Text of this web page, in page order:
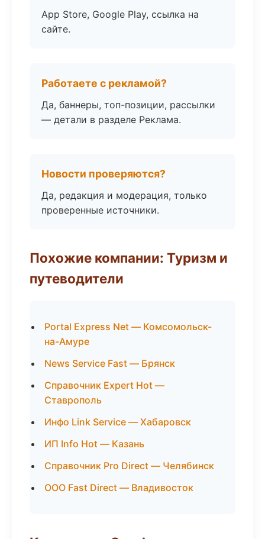
App Store, Google Play, ссылка на
сайте.
Работаете с рекламой?
Да, баннеры, топ-позиции, рассылки
— детали в разделе Реклама.
Новости проверяются?
Да, редакция и модерация, только
проверенные источники.
Похожие компании: Туризм и
путеводители
Portal Express Net — Комсомольск-
на-Амуре
News Service Fast — Брянск
Справочник Expert Hot —
Ставрополь
Инфо Link Service — Хабаровск
ИП Info Hot — Казань
Справочник Pro Direct — Челябинск
ООО Fast Direct — Владивосток